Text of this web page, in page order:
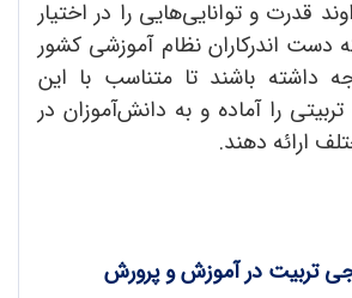
قدرت و توانایی‌هایی را در اختیار
دست اندرکاران نظام آموزشی کشور
داشته باشند تا متناسب با این
را آماده و به دانش‌آموزان در
ارائه دهند.
تربیت در آموزش و پرورش